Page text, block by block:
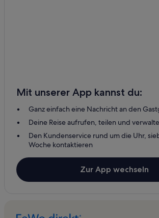
Mit unserer App kannst du:
Ganz einfach eine Nachricht an den
Deine Reise aufrufen, teilen und
Den Kundenservice rund um die Uhr,
Woche kontaktieren
Zur App wechseln